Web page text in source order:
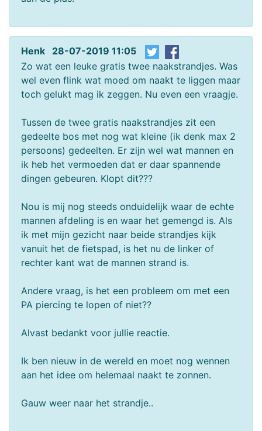
Henk 28-07-2019 11:05
Zo wat een leuke gratis twee naakstrandjes. Was
wel even flink wat moed om naakt te liggen maar
toch gelukt mag ik zeggen. Nu even een vraagje.
Tussen de twee gratis naakstrandjes zit een
gedeelte bos met nog wat kleine (ik denk max 2
persoons) gedeelten. Er zijn wel wat mannen en
ik heb het vermoeden dat er daar spannende
dingen gebeuren. Klopt dit???
Nou is mij nog steeds onduidelijk waar de echte
mannen afdeling is en waar het gemengd is. Als
ik met mijn gezicht naar beide strandjes kijk
vanuit het de fietspad, is het nu de linker of
rechter kant wat de mannen strand is.
Andere vraag, is het een probleem om met een
PA piercing te lopen of niet??
Alvast bedankt voor jullie reactie.
Ik ben nieuw in de wereld en moet nog wennen
aan het idee om helemaal naakt te zonnen.
Gauw weer naar het strandje..